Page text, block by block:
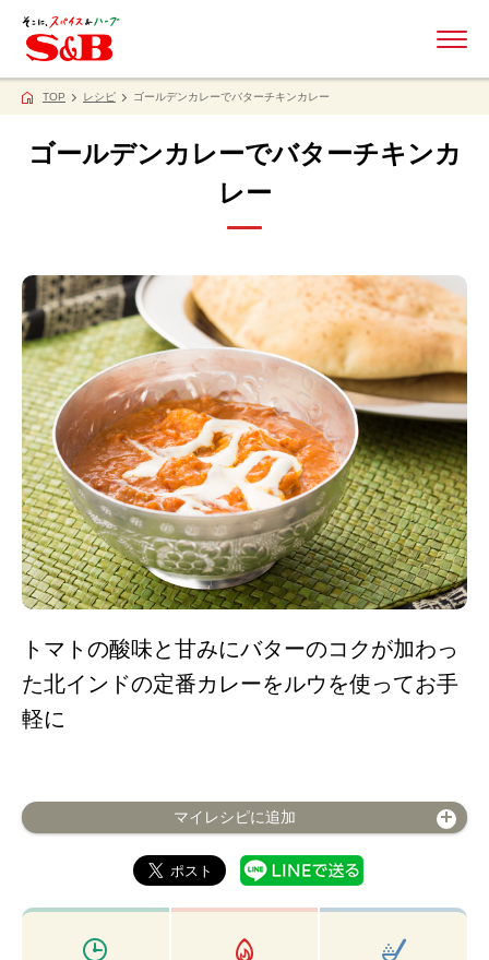
TOP レシピ ゴールデンカレーでバターチキンカレー
ゴールデンカレーでバターチキンカ
レー
トマトの酸味と甘みにバターのコクが加わっ
た北インドの定番カレーをルウを使ってお手
軽に
マイレシピに追加